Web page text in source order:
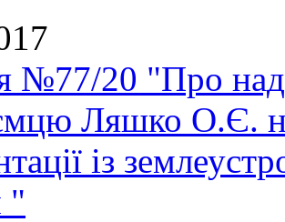
№77/20 "Про
Ляшко О.Є.
із
"